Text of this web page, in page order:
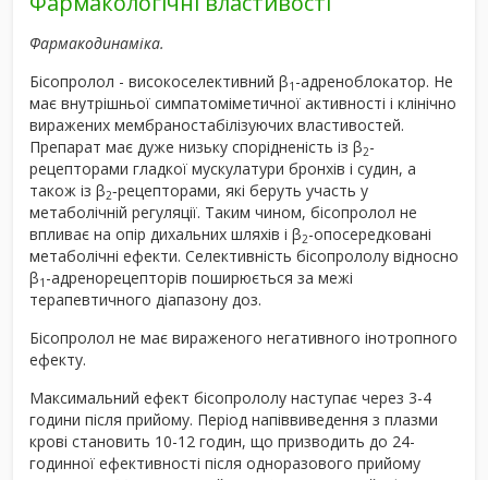
Фармакодинаміка.
Бісопролол - високоселективний β1 -адреноблокатор. Не
має внутрішньої симпатоміметичної активності і клінічно
виражених мембраностабілізуючих властивостей.
Препарат має дуже низьку спорідненість із β2-
рецепторами гладкої мускулатури бронхів і судин, а
також із β2‑рецепторами, які беруть участь у
метаболічній регуляції. Таким чином, бісопролол не
впливає на опір дихальних шляхів і β2-опосередковані
метаболічні ефекти. Селективність бісопрололу відносно
β1 -адренорецепторів поширюється за межі
терапевтичного діапазону доз.
Бісопролол не має вираженого негативного інотропного
ефекту.
Максимальний ефект бісопрололу наступає через 3-4
години після прийому. Період напіввиведення з плазми
крові становить 10-12 годин, що призводить до 24-
годинної ефективності після одноразового прийому